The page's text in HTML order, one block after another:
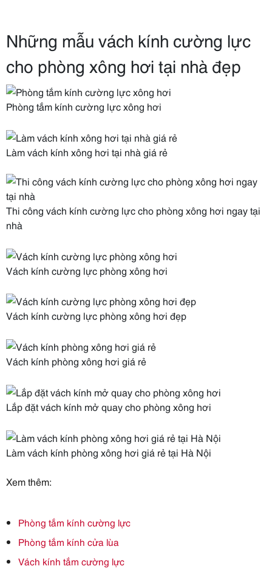
Những mẫu vách kính cường lực
cho phòng xông hơi tại nhà đẹp
Phòng tắm kính cường lực xông hơi
Làm vách kính xông hơi tại nhà giá rẻ
Thi công vách kính cường lực cho phòng xông hơi ngay tại
nhà
Vách kính cường lực phòng xông hơi
Vách kính cường lực phòng xông hơi đẹp
Vách kính phòng xông hơi giá rẻ
Lắp đặt vách kính mở quay cho phòng xông hơi
Làm vách kính phòng xông hơi giá rẻ tại Hà Nội
Xem thêm:
Phòng tắm kính cường lực
Phòng tắm kính cửa lùa
Vách kính tắm cường lực